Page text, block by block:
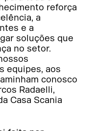
reforça
a
e a
soluções que
no setor.
equipes, aos
conosco
Radaelli,
Casa Scania